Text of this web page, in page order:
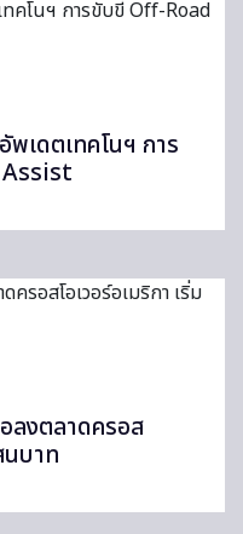
เดตเทคโนฯ การ
งตลาดครอส
นบาท